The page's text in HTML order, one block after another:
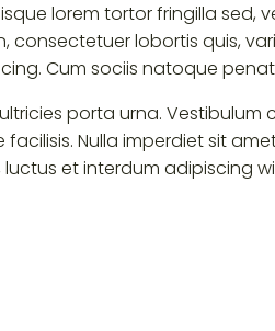
lorem tortor fringilla
lobortis quis,
Cum sociis natoque
porta urna.
facilisis. Nulla imperdiet sit
et interdum adipiscing